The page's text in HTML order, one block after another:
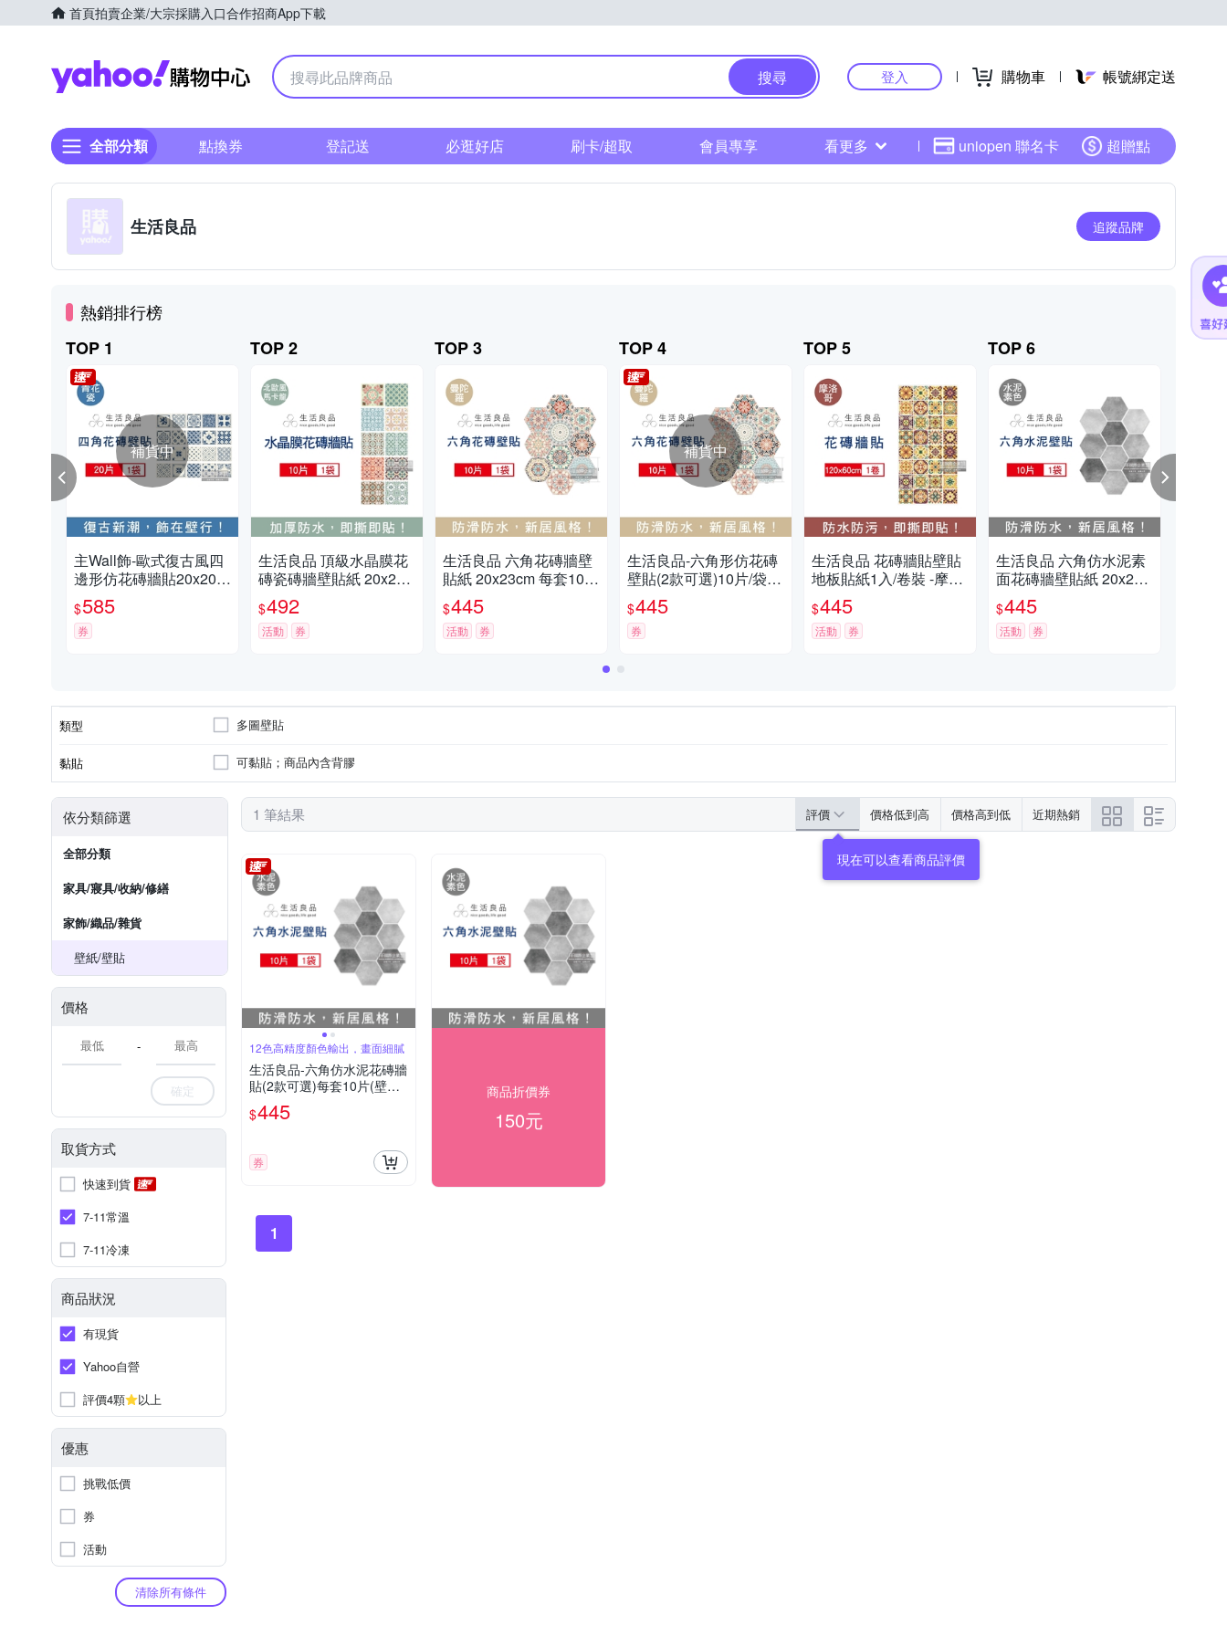
首頁拍賣企業/大宗採購入口合作招商App下載
Yahoo購物中心
搜尋 登入 購物車 帳號綁定送
全部分類 點換券 登記送 必逛好店 刷卡/超取 會員專享 看更多 uniopen 聯名卡 超贈點
生活良品 追蹤品牌
熱銷排行榜
TOP 1
補貨中
主Wall飾-歐式復古風四
邊形仿花磚牆貼20x20c
m(3款可選)20片/袋(牆壁
貼皮防水磚貼,奢華風格
壁紙,仿四角磁磚牆貼,DI
$585
券
TOP 2
生活良品 頂級水晶膜花
磚瓷磚牆壁貼紙 20x20c
m 每套10片-北歐風馬卡
龍
$492
活動 券
TOP 3
生活良品 六角花磚牆壁
貼紙 20x23cm 每套10片
兩款可選 (防水即撕即
貼)
$445
活動 券
TOP 4
補貨中
生活良品-六角形仿花磚
壁貼(2款可選)10片/袋
(牆壁貼皮防水磚貼,復古
奢華風格壁紙,仿六角磁
磚牆貼,大膽跳色系DIY
$445
券
TOP 5
生活良品 花磚牆貼壁貼
地板貼紙1入/卷裝 -摩洛
哥風格 (120x60cm,防水
即撕即貼)
$445
活動 券
TOP 6
生活良品 六角仿水泥素
面花磚牆壁貼紙 20x23c
m 每套10片(防水即撕即
貼)
$445
活動 券
類型 多圖壁貼
黏貼 可黏貼；商品內含背膠
依分類篩選
全部分類
家具/寢具/收納/修繕
家飾/織品/雜貨
壁紙/壁貼
價格
-
確定
取貨方式
快速到貨
7-11常溫
7-11冷凍
商品狀況
有現貨
Yahoo自營
評價4顆
以上
優惠
挑戰低價
券
活動
清除所有條件
1 筆結果 評價 價格低到高 價格高到低 近期熱銷
現在可以查看商品評價
12色高精度顏色輸出，畫面細膩
生活良品-六角仿水泥花磚牆
貼(2款可選)每套10片(壁貼
地板貼紙,復古風格壁紙,仿
六角磁磚牆貼,DIY防水即撕
牆面家飾貼紙)
$445
券
商品折價券
150元
1